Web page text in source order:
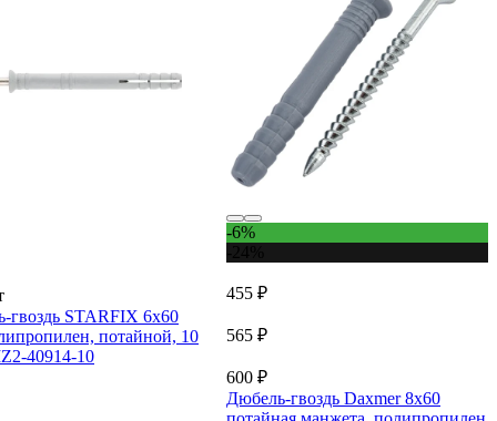
гвоздь STARFIX 6x60
потайной, 10
40914-10
-6%
455 ₽
565 ₽
600 ₽
Дюбель-гвоздь Daxmer 8х60